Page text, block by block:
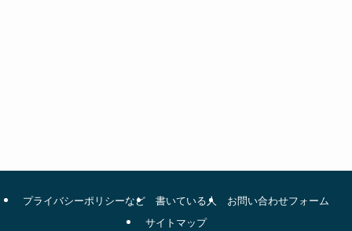
プライバシーポリシーなど 書いている人
お問い合わせフォーム
サイトマップ